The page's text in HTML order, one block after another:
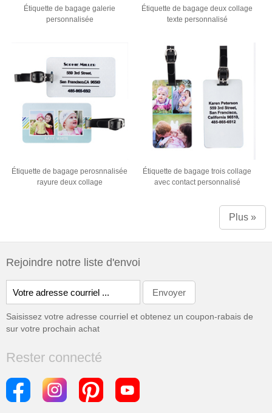
Étiquette de bagage galerie
personnalisée
Étiquette de bagage deux collage
texte personnalisé
Étiquette de bagage perosnnalisée
rayure deux collage
Étiquette de bagage trois collage
avec contact personnalisé
Plus »
Rejoindre notre liste d'envoi
Saisissez votre adresse courriel et obtenez un coupon-rabais de
sur votre prochain achat
Rester connecté